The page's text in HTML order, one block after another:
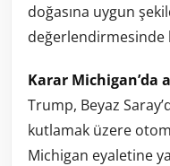
doğasına uygun
değerlendirmesinde
Karar Michigan’da
Trump, Beyaz
kutlamak üzere
Michigan eyaletine